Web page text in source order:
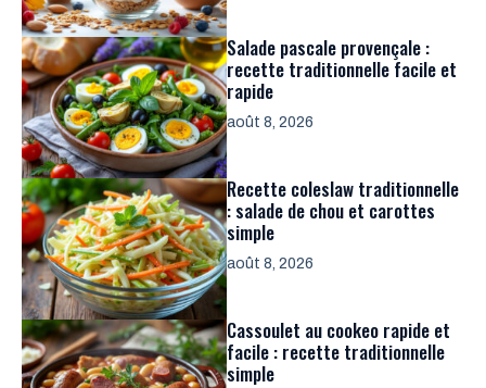
Salade pascale provençale :
recette traditionnelle facile et
rapide
août 8, 2026
Recette coleslaw traditionnelle
: salade de chou et carottes
simple
août 8, 2026
Cassoulet au cookeo rapide et
facile : recette traditionnelle
simple